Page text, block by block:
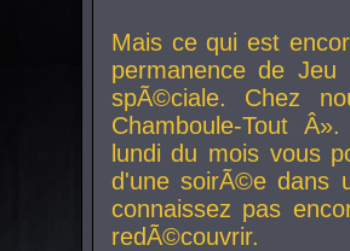
Mais ce qui est
permanence de
spÃ©ciale. Chez
Chamboule-Tout
lundi du mois vous
d'une soirÃ©e dans
connaissez pas
redÃ©couvrir.